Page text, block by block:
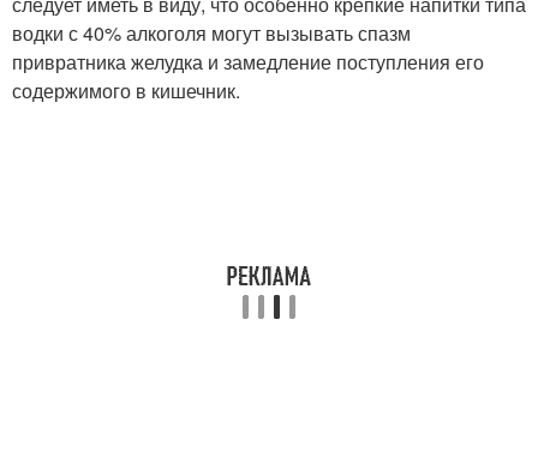
водки с 40% алкоголя могут вызывать спазм
привратника желудка и замедление поступления его
содержимого в кишечник.